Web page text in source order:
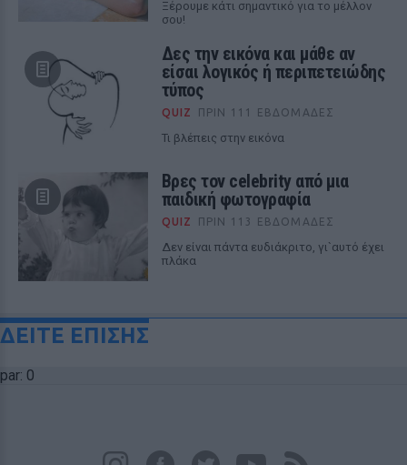
Ξέρουμε κάτι σημαντικό για το μέλλον
σου!
Δες την εικόνα και μάθε αν
είσαι λογικός ή περιπετειώδης
τύπος
QUIZ ΠΡΙΝ 111 ΕΒΔΟΜΆΔΕΣ
Τι βλέπεις στην εικόνα
Βρες τον celebrity από μια
παιδική φωτογραφία
QUIZ ΠΡΙΝ 113 ΕΒΔΟΜΆΔΕΣ
Δεν είναι πάντα ευδιάκριτο, γι`αυτό έχει
πλάκα
ΔΕΙΤΕ ΕΠΙΣΗΣ
par: 0